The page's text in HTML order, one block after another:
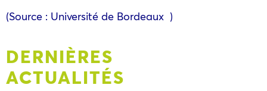
(Source : Université de Bordeaux )
DERNIÈRES
ACTUALITÉS